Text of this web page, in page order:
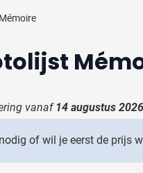
Toon submenu voor
Toon submenu voor
Toon submenu voor
Toon submenu voor
vanaf 14 augustus 2026
of wil je eerst de prijs